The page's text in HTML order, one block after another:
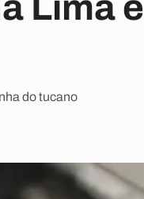
Lima é
do tucano